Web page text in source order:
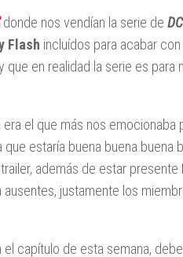
donde nos vendían la serie de
Flash incluídos para acabar
que en realidad la serie es
era el que más nos
estaría buena buena buena
además de estar presente
ausentes, justamente los
capítulo de esta semana,